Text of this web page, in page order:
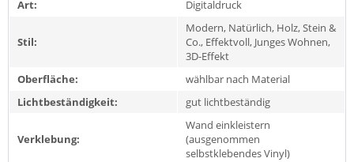
Art:
Digitaldruck
Stil:
Modern, Natürlich, Holz, Stein &
Co., Effektvoll, Junges Wohnen,
3D-Effekt
Oberfläche:
wählbar nach Material
Lichtbeständigkeit:
gut lichtbeständig
Verklebung:
Wand einkleistern
(ausgenommen
selbstklebendes Vinyl)